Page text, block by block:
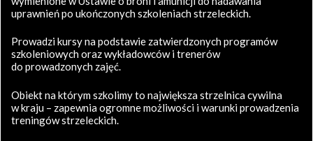
uprawnień po ukończonych szkoleniach strzeleckich.
Prowadzi kursy na podstawie zatwierdzonych programów
szkoleniowych oraz wykładowców i trenerów
do prowadzonych zajęć.
Obiekt na którym szkolimy to największa strzelnica cywilna
w kraju – zapewnia ogromne możliwości i warunki prowadzenia
treningów strzeleckich.